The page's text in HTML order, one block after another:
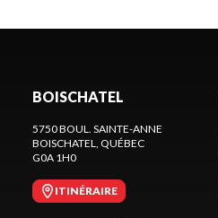
BOISCHATEL
5750 BOUL. SAINTE-ANNE
BOISCHATEL, QUÉBEC
G0A 1H0
ITINÉRAIRE